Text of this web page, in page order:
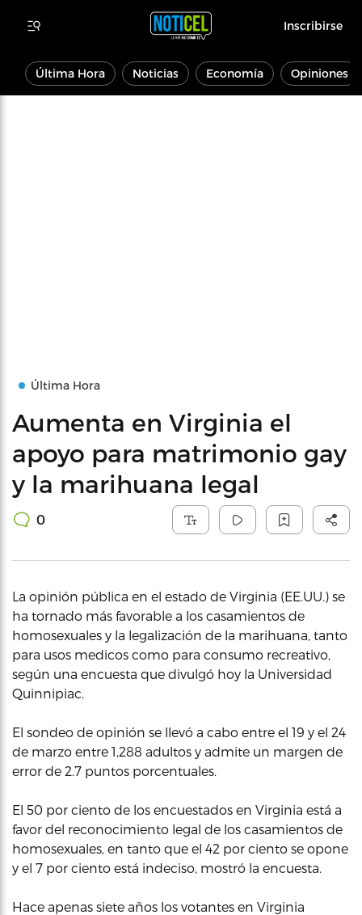
Inscribirse
Última Hora Noticias Economía Opiniones
Última Hora
Aumenta en Virginia el
apoyo para matrimonio gay
y la marihuana legal
0
La opinión pública en el estado de Virginia (EE.UU.) se
ha tornado más favorable a los casamientos de
homosexuales y la legalización de la marihuana, tanto
para usos medicos como para consumo recreativo,
según una encuesta que divulgó hoy la Universidad
Quinnipiac.
El sondeo de opinión se llevó a cabo entre el 19 y el 24
de marzo entre 1,288 adultos y admite un margen de
error de 2.7 puntos porcentuales.
El 50 por ciento de los encuestados en Virginia está a
favor del reconocimiento legal de los casamientos de
homosexuales, en tanto que el 42 por ciento se opone
y el 7 por ciento está indeciso, mostró la encuesta.
Hace apenas siete años los votantes en Virginia